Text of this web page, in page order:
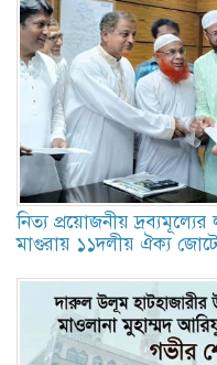
নিত্য প্রয়োজনীয় দ্রব্যমূল্যের
মাগুরায় ১১দলীয় ঐক্য